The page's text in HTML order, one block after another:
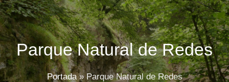
Parque Natural de Redes
Portada»Parque Natural de Redes